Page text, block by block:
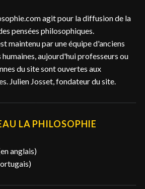
agit pour la diffusion de la
pensées philosophiques.
maintenu par une équipe d'anciens
aujourd'hui professeurs ou
du site sont ouvertes aux
Julien Josset, fondateur du site.
LA PHILOSOPHIE
anglais)